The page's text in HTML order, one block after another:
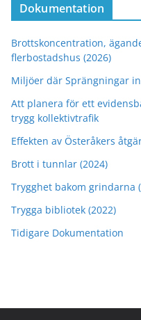
Dokumentation
Brottskoncentration,
flerbostadshus (2026)
Miljöer där Sprängningar
Att planera för ett
trygg kollektivtrafik
Effekten av Österåkers
Brott i tunnlar (2024)
Trygghet bakom grindarna
Trygga bibliotek (2022)
Tidigare Dokumentation